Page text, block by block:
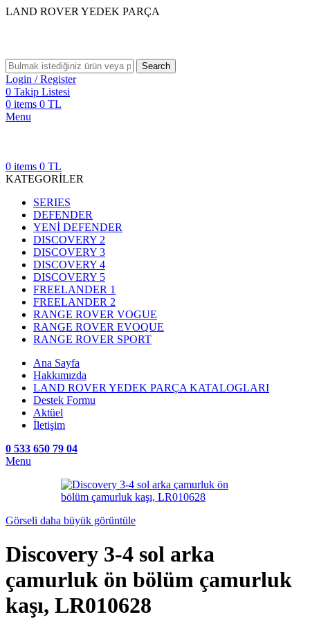
LAND ROVER YEDEK PARÇA
Search
Login / Register
0 Takip Listesi
0 items 0 TL
Menu
0 items 0 TL
KATEGORİLER
SERIES
DEFENDER
YENİ DEFENDER
DISCOVERY 2
DISCOVERY 3
DISCOVERY 4
DISCOVERY 5
FREELANDER 1
FREELANDER 2
RANGE ROVER VOGUE
RANGE ROVER EVOQUE
RANGE ROVER SPORT
Ana Sayfa
Hakkımızda
LAND ROVER YEDEK PARÇA KATALOGLARI
Destek Formu
Aktüel
İletişim
0 533 650 79 04
Menu
Görseli daha büyük görüntüle
Discovery 3-4 sol arka
çamurluk ön bölüm çamurluk
kaşı, LR010628